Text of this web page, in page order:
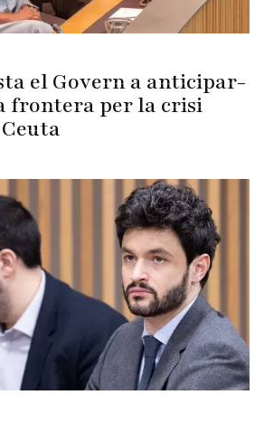
el Govern a anticipar-
frontera per la crisi